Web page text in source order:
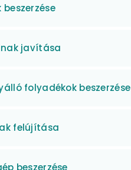
javítása
folyadékok beszerzése
felújítása
beszerzése